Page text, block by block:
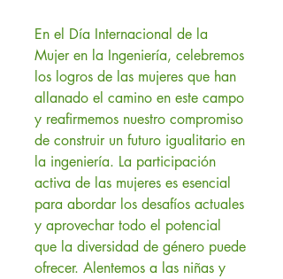
En el Día Internacional de la
Mujer en la Ingeniería, celebremos
los logros de las mujeres que han
allanado el camino en este campo
y reafirmemos nuestro compromiso
de construir un futuro igualitario en
la ingeniería. La participación
activa de las mujeres es esencial
para abordar los desafíos actuales
y aprovechar todo el potencial
que la diversidad de género puede
ofrecer. Alentemos a las niñas y